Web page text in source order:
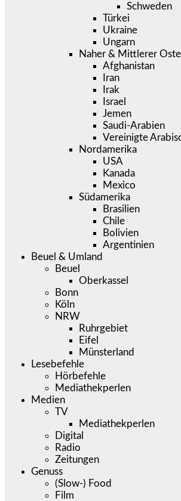
Schweden
Türkei
Ukraine
Ungarn
Naher & Mittlerer
Afghanistan
Iran
Irak
Israel
Jemen
Saudi-Arabien
Vereinigte
Nordamerika
USA
Kanada
Mexico
Südamerika
Brasilien
Chile
Bolivien
Argentinien
Beuel & Umland
Beuel
Oberkassel
Bonn
Köln
NRW
Ruhrgebiet
Eifel
Münsterland
Lesebefehle
Hörbefehle
Mediathekperlen
Medien
TV
Mediathekperlen
Digital
Radio
Zeitungen
Genuss
(Slow-) Food
Film